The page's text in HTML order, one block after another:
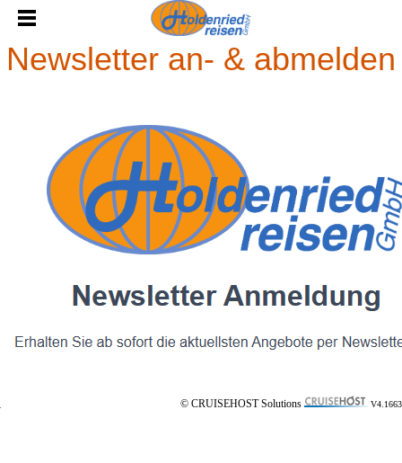
Newsletter an- & abmelden
© CRUISEHOST Solutions V4.1663